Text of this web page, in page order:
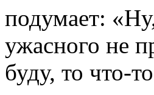
подумает:
ужасного не
буду, то что-